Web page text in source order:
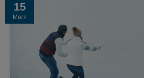
15
März